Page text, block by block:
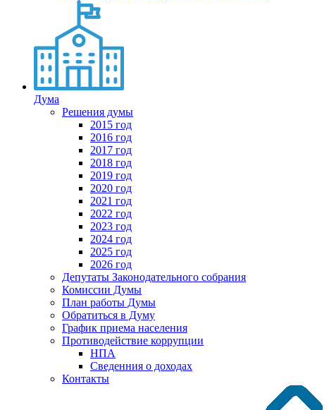
Дума
Решения думы
2015 год
2016 год
2017 год
2018 год
2019 год
2020 год
2021 год
2022 год
2023 год
2024 год
2025 год
2026 год
Депутаты Законодательного собрания
Комиссии Думы
План работы Думы
Обратиться в Думу
График приема населения
Противодействие коррупции
НПА
Сведенния о доходах
Контакты